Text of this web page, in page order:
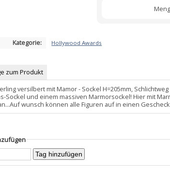
Kategorie: Hollywood Awards
zum Produkt
versilbert mit Mamor - Sockel H=205mm,
Sockel und einem massiven Marmorsockel! Hier mit
wunsch können alle Figuren auf in einen